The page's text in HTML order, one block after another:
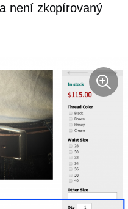
není zkopírovaný